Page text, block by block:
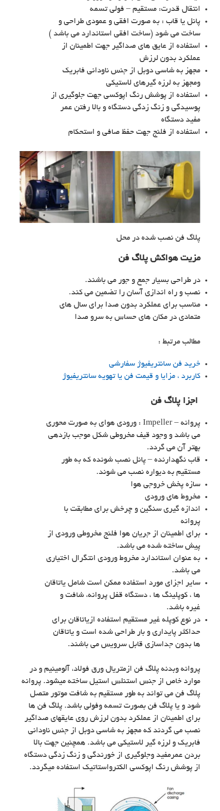
انتقال قدرت: مستقیم – فولی تسمه
پانل یا قاب : به صورت افقی و عمودی طراحی و
ساخت می شود (ساخت افقی استاندارد می باشد )
استفاده از عایق های صداگیر جهت اطمینان از
عملکرد بدون لرزش
مجهز به شاسی دوبل از جنس ناودانی فابریک
ومجهز به لرزه گیرهای لاستیکی
استفاده از پوشش رنگ اپوکسی جهت جلوگیری از
پوسیدگی و زنگ زدگی دستگاه و بالا رفتن عمر
مفید دستگاه
استفاده از فلنج جهت حفظ صافی و استحکام
پلاگ فن نصب شده در محل
مزیت هواکش پلاگ فن
در طراحی بسیار جمع و جور می باشند.
نصب و راه اندازی آسان را تضمین می کند.
مناسب برای عملکرد بدون صدا برای سال های
متمادی در مکان های حساس به سرو صدا
مطالب مرتبط :
خرید فن سانتریفیوژ سفارشی
کاربرد ، مزایا و قیمت فن یا تهویه سانتریفیوژ
اجزا پلاگ فن
پروانه – Impeller : ورودی هوای به صورت محوری
می باشد و وجود قیف مخروطی شکل موجب بازدهی
بهتر آن می گردد.
قاب نگهدارنده – پانل نصب شونده که به طور
مستقیم به دیواره نصب می شوند.
سازه پخش خروجی هوا
مخروط های ورودی
اندازه گیری سنگین و چرخش برای مطابقت با
پروانه
برای اطمینان از جریان هوا فلنج مخروطی ورودی از
پیش ساخته شده می باشد.
به عنوان استاندارد مخروط ورودی انتگرال اختیاری
می باشد.
سایر اجزای مورد استفاده ممکن است شامل یاتاقان
ها ، کوپلینگ ها ، دستگاه قفل پروانه، شافت و
غیره باشد.
در نوع کوپله غیر مستقیم استفاده ازیاتاقان برای
حداکثر پایداری و بار طراحی شده است و یاتاقان
ها بدون جداسازی قابل سرویس می باشند.
پروانه وبدنه پلاگ فن ازمتریال ورق فولاد، آلومینیم و در
موارد خاص از جنس استنلس استیل ساخته میشود. پروانه
پلاگ فن می تواند به طور مستقیم به شافت موتور متصل
شود و یا پلاگ فن بصورت تسمه وفولی باشد. پلاگ فن ها
برای اطمینان از عملکرد بدون لرزش روی عایقهای صداگیر
نصب می گردند که مجهز به شاسی دوبل از جنس ناودانی
فابریک و لرزه گیر لاستیکی می باشد. همچنین جهت بالا
بردن عمرمفید وجلوگیری از خورندگی و زنگ زدگی دستگاه
از پوشش رنگ اپوکسی الکترواستاتیک استفاده میگردد.